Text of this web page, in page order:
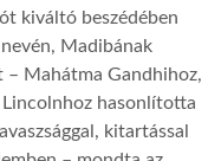
kiváltó beszédében
Madibának
Mahátma Gandhihoz,
hasonlította
kitartással